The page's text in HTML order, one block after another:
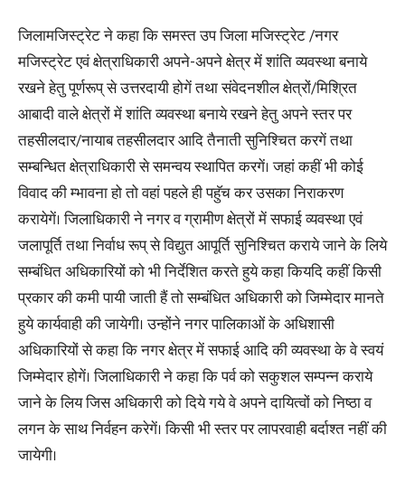
जिलामजिस्ट्रेट ने कहा कि समस्त उप जिला मजिस्ट्रेट /नगर
मजिस्ट्रेट एवं क्षेत्राधिकारी अपने-अपने क्षेत्र में शांति व्यवस्था बनाये
रखने हेतु पूर्णरूप् से उत्तरदायी होगें तथा संवेदनशील क्षेत्रों/मिश्रित
आबादी वाले क्षेत्रों में शांति व्यवस्था बनाये रखने हेतु अपने स्तर पर
तहसीलदार/नायाब तहसीलदार आदि तैनाती सुनिश्चित करगें तथा
सम्बन्धित क्षेत्राधिकारी से समन्वय स्थापित करगें। जहां कहीं भी कोई
विवाद की म्भावना हो तो वहां पहले ही पहुॅच कर उसका निराकरण
करायेगें। जिलाधिकारी ने नगर व ग्रामीण क्षेत्रों में सफाई व्यवस्था एवं
जलापूर्ति तथा निर्वाध रूप् से विद्युत आपूर्ति सुनिश्चित कराये जाने के लिये
सम्बंधित अधिकारियों को भी निर्देशित करते हुये कहा कियदि कहीं किसी
प्रकार की कमी पायी जाती हैं तो सम्बंधित अधिकारी को जिम्मेदार मानते
हुये कार्यवाही की जायेगी। उन्होंने नगर पालिकाओं के अधिशासी
अधिकारियों से कहा कि नगर क्षेत्र में सफाई आदि की व्यवस्था के वे स्वयं
जिम्मेदार होगें। जिलाधिकारी ने कहा कि पर्व को सकुशल सम्पन्न कराये
जाने के लिय जिस अधिकारी को दिये गये वे अपने दायित्वों को निष्ठा व
लगन के साथ निर्वहन करेगें। किसी भी स्तर पर लापरवाही बर्दाश्त नहीं की
जायेगी।